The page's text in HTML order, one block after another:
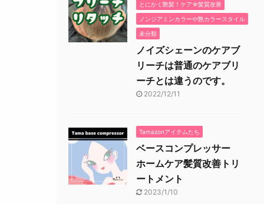
とにかく艶髪！ケア☆髪質改善
ノンジアミンカラーや艶カラースタイル
未分類
ノイズシェーンのケアブ
リーチは普通のケアブリ
ーチとは違うのです。
2022/12/11
Tamazonアイテムたち
ベースコンプレッサー
ホームケア髪質改善トリ
ートメント
2023/1/10